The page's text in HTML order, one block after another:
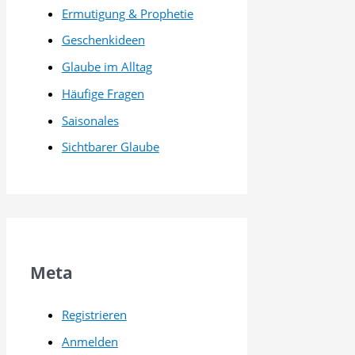
Ermutigung & Prophetie
Geschenkideen
Glaube im Alltag
Häufige Fragen
Saisonales
Sichtbarer Glaube
Meta
Registrieren
Anmelden